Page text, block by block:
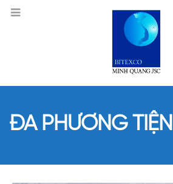
ĐA PHƯƠNG TIỆN